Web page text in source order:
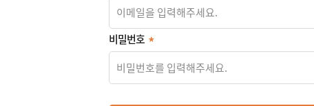
비밀번호